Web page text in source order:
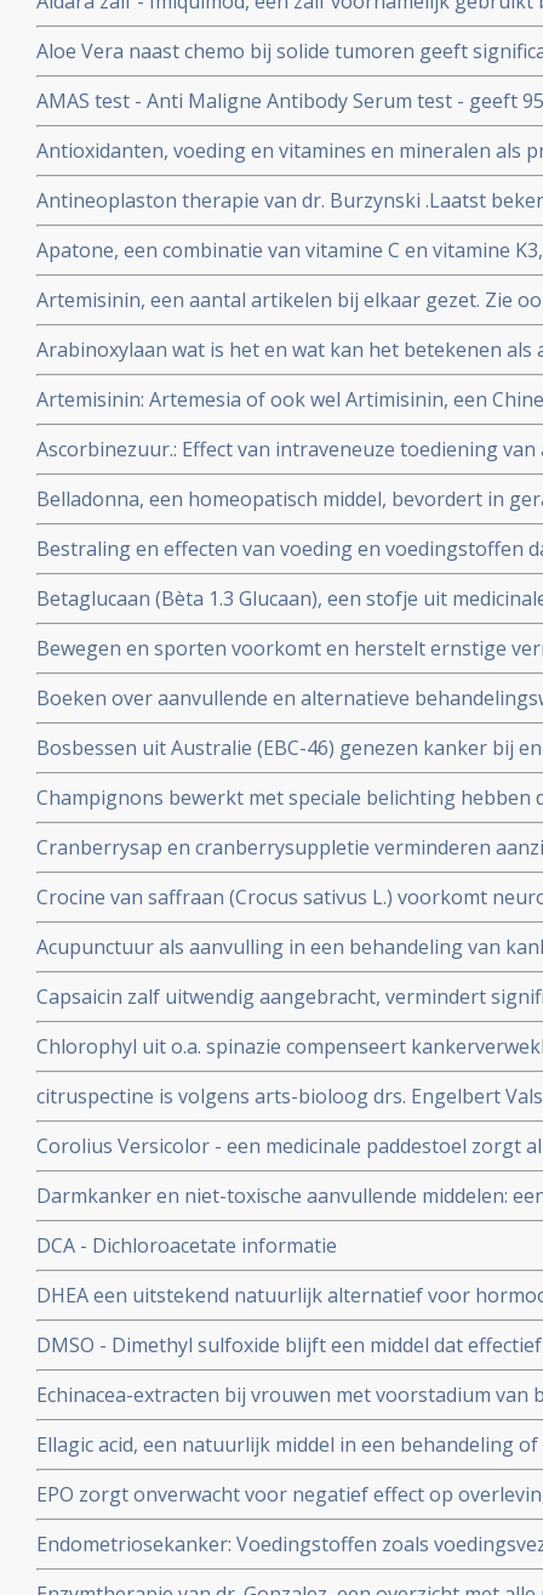
huidkanker en andere huid aandoeningen zoals
Aloe Vera naast chemo bij solide tumoren geeft
tumoren en geeft mediaan langere levensduur. Blijkt
studie. Artikel geplaatst 9 maart 2010
AMAS test - Anti Maligne Antibody Serum test - geeft
van vroege primaire borstkanker en 99% voor
borstkanker, maar de AMAS test geldt ook voor
betrouwbare diagnose.
Antioxidanten, voeding en vitamines en mineralen als
kanker: een aantal belangrijke studies en artikelen bij
Antineoplaston therapie van dr. Burzynski .Laatst
Burzinky's antineoplastontherapie bij vooral
darmkanker en andere kankersoorten
Apatone, een combinatie van vitamine C en vitamine
prostaatkanker, endometriosekanker, eierstokkanker
via autoschizis, geactiveerde celdood
Artemisinin, een aantal artikelen bij elkaar gezet. Zie
complemenatair voor veel meer informatie over TCM
vele vormen van kanker
Arabinoxylaan wat is het en wat kan het betekenen als
Artemisinin: Artemesia of ook wel Artimisinin, een
in een behandeling van kanker. Vooral bij
Ascorbinezuur.: Effect van intraveneuze toediening
injecties met vitamine C) als aanvulling in
Belladonna, een homeopatisch middel, bevordert in
onderzoek herstel van bijwerkingen van bestraling.
Bestraling en effecten van voeding en voedingstoffen
en artikelen bij elkaar gezet over dit onderwerp.
Betaglucaan (Bèta 1.3 Glucaan), een stofje uit
natuurlijke middel zo bijzonder is in een behandeling
informatie wat Betaglucaan is ook enkele studies over
Bewegen en sporten voorkomt en herstelt ernstige
blijkt uit grote studies. Iedere kankerpatient zou een
worden voorgeschreven aldus de onderzoekers.
Boeken over aanvullende en alternatieve
Bv. Het grootste en eerlijkste anti-hormonenboek:
vrouwen zouden moeten weten over vooral de rol van
baarmoederhals
Bosbessen uit Australie (EBC-46) genezen kanker bij
weken wanneer ingespoten direct in de tumor.
Champignons bewerkt met speciale belichting hebben
en kunnen vitamine-D supplementen vervangen
Cranberrysap en cranberrysuppletie verminderen
urineweginfecties bij daarvoor gevoelige mensen
Crocine van saffraan (Crocus sativus L.) voorkomt
placebo bij kankerpatienten die chemo kregen
Acupunctuur als aanvulling in een behandeling van
bijwerkingen veroorzaakt door bv. chemokuren bij
artikelenreeks
Capsaicin zalf uitwendig aangebracht, vermindert
(zenuwpijnen) veroorzaakt door operatieve ingrepen
chilipepers met veel capsaicin werken ook goed als
Chlorophyl uit o.a. spinazie compenseert
stofje veel en voornamelijk voorkomend in rood vlees
citruspectine is volgens arts-bioloog drs. Engelbert
voedingssupplement bij o.a. prostaatkanker en
Corolius Versicolor - een medicinale paddestoel zorgt
77% verhoogde T-cel activiteit bij 36 patiënten met het
Vermoeidheids Syndroom en/of verstoorde
Darmkanker en niet-toxische aanvullende middelen:
effectieve niet-toxische behandelingen, middelen en
DCA - Dichloroacetate informatie
DHEA een uitstekend natuurlijk alternatief voor
postmenopausale vrouwen - 50 tot 65 jaar
DMSO - Dimethyl sulfoxide blijft een middel dat
beroertes, pijnstilling, weefselletsel, auto-
kankerpatienten zorgt voor remissies
Echinacea-extracten bij vrouwen met voorstadium van
verhoogde L-SIL/CIN-1 waarden verkregen uit
voorstadium kanker sneller verdwijnen na 6 maanden
Ellagic acid, een natuurlijk middel in een behandeling
EPO zorgt onverwacht voor negatief effect op
aldus gerandomiseerde fase III studie.
Endometriosekanker: Voedingstoffen zoals
dan specifiek vitamines C, E en Betacaroteen en